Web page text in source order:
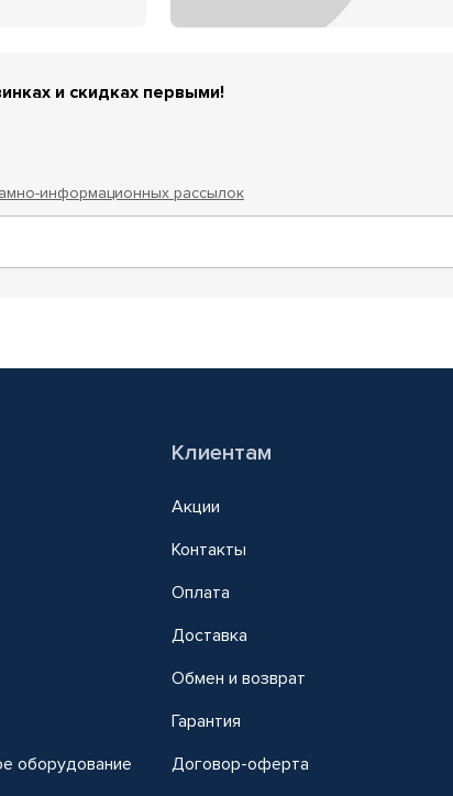
и скидках первыми!
информационных рассылок
оборудование
Клиентам
Акции
Контакты
Оплата
Доставка
Обмен и возврат
Гарантия
Договор-оферта